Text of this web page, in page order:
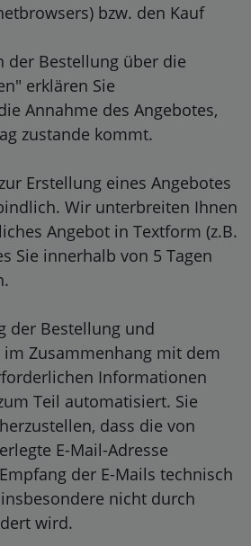
bzw. den Kauf
der Bestellung über die
erklären Sie
Annahme des Angebotes,
zustande kommt.
Erstellung eines Angebotes
Wir unterbreiten Ihnen
Angebot in Textform (z.B.
Sie innerhalb von 5 Tagen
der Bestellung und
Zusammenhang mit dem
Informationen
Teil automatisiert. Sie
dass die von
E-Mail-Adresse
der E-Mails technisch
nicht durch
wird.